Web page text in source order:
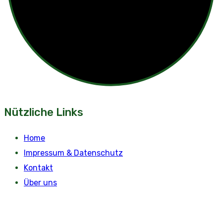
Nützliche Links
Home
Impressum & Datenschutz
Kontakt
Über uns